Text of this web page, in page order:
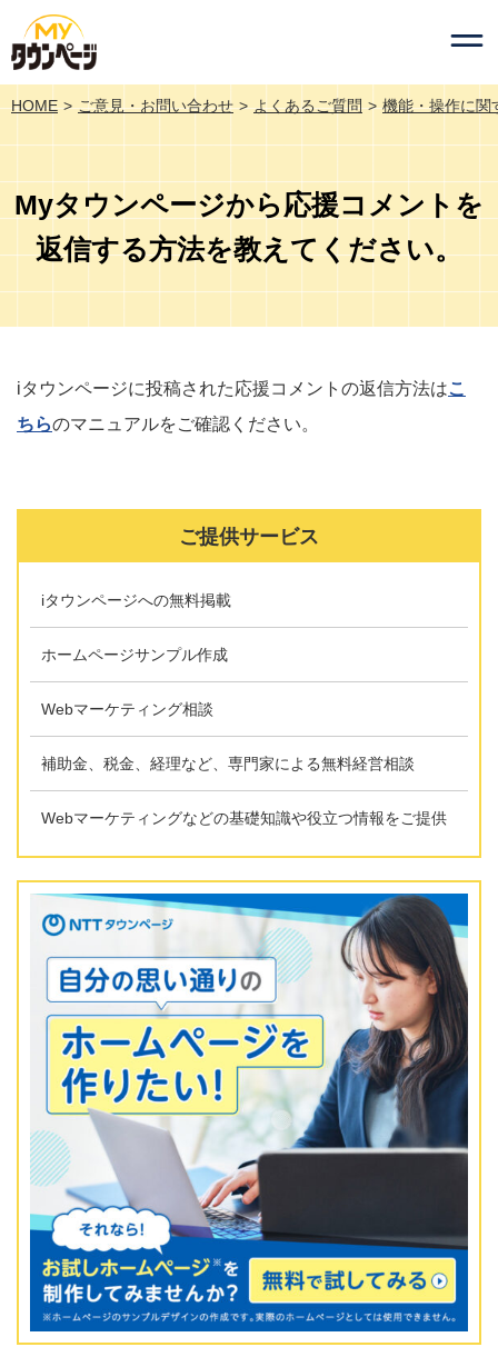
HOME ご意見・お問い合わせ よくあるご質問 機能・操作に関
Myタウンページから応援コメントを
返信する方法を教えてください。
iタウンページに投稿された応援コメントの返信方法はこ
ちらのマニュアルをご確認ください。
ご提供サービス
iタウンページへの無料掲載
ホームページサンプル作成
Webマーケティング相談
補助金、税金、経理など、専門家による無料経営相談
Webマーケティングなどの基礎知識や役立つ情報をご提供